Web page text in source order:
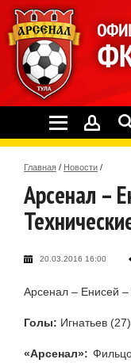
Главная / Новости /
Арсенал –
20.03.2016 16:00
Арсенал – Енисей –
Голы: Игнатьев
«Арсенал»: